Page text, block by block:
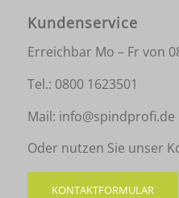
Kundenservice
Erreichbar Mo – Fr von
Tel.: 0800 1623501
Mail: info@spindprofi.de
Oder nutzen Sie unser
KONTAKTFORMULAR